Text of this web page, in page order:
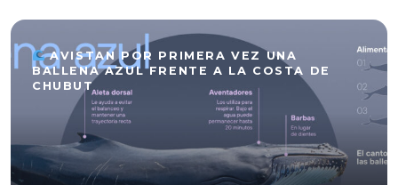
AVISTAN POR PRIMERA VEZ UNA
BALLENA AZUL FRENTE A LA COSTA DE
CHUBUT